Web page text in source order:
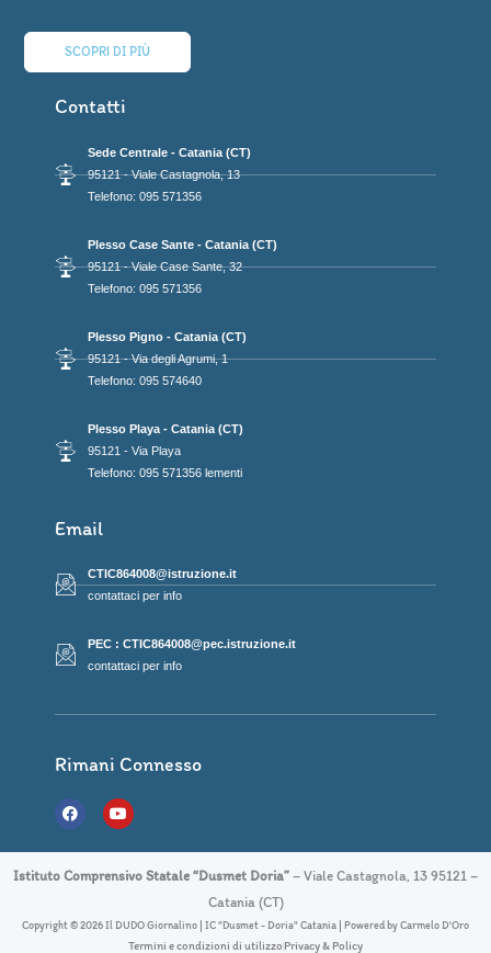
SCOPRI DI PIÙ
Contatti
Sede Centrale - Catania (CT)
95121 - Viale Castagnola, 13
Telefono: 095 571356
Plesso Case Sante - Catania (CT)
95121 - Viale Case Sante, 32
Telefono: 095 571356
Plesso Pigno - Catania (CT)
95121 - Via degli Agrumi, 1
Telefono: 095 574640
Plesso Playa - Catania (CT)
95121 - Via Playa
Telefono: 095 571356 lementi
Email
CTIC864008@istruzione.it
contattaci per info
PEC : CTIC864008@pec.istruzione.it
contattaci per info
Rimani Connesso
F
a
e
b
o
Y
o
t
b
Istituto Comprensivo Statale “Dusmet Doria” – Viale Castagnola, 13 95121 –
Catania (CT)
Copyright © 2026 Il DUDO Giornalino | IC "Dusmet - Doria" Catania | Powered by Carmelo D'Oro
Termini e condizioni di utilizzo Privacy & Policy